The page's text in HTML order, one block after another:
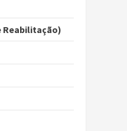
Reabilitação)